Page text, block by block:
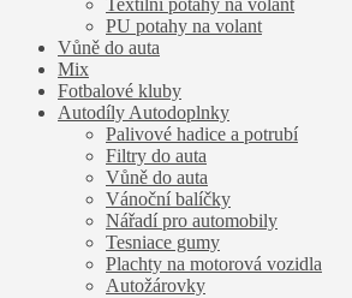
Textilní potahy na volant
PU potahy na volant
Vůně do auta
Mix
Fotbalové kluby
Autodíly Autodoplnky
Palivové hadice a potrubí
Filtry do auta
Vůně do auta
Vánoční balíčky
Nářadí pro automobily
Tesniace gumy
Plachty na motorová vozidla
Autožárovky